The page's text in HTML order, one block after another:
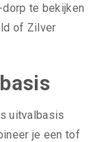
te bekijken
of Zilver
uitvalbasis
je een tof